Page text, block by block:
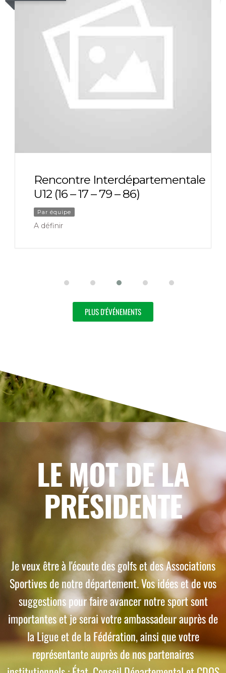
Rencontre Interdépartementale
U12 (16 – 17 – 79 – 86)
Par équipe
A définir
PLUS D'ÉVÉNEMENTS
LE MOT DE LA
PRÉSIDENTE
Je veux être à l'écoute des golfs et des Associations
Sportives de notre département. Vos idées et de vos
suggestions pour faire avancer notre sport sont
importantes et je serai votre ambassadeur auprès de
la Ligue et de la Fédération, ainsi que votre
représentante auprès de nos partenaires